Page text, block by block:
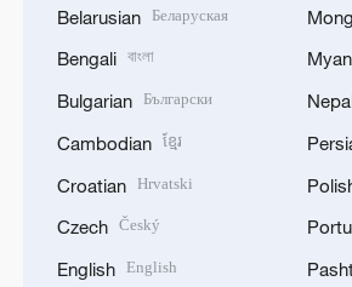
Belarusian Беларуская
Bengali বাংলা
Bulgarian Български
Cambodian ខ្មែរ
Croatian Hrvatski
Czech Český
English English